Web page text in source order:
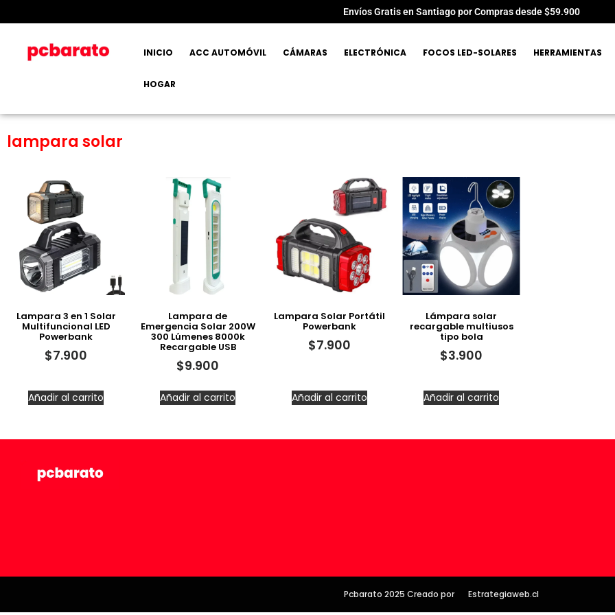
Envíos Gratis en Santiago por Compras desde $59.900
INICIO ACC AUTOMÓVIL CÁMARAS ELECTRÓNICA FOCOS LED-SOLARES HERRAMIENTAS
HOGAR
lampara solar
Lampara 3 en 1 Solar
Multifuncional LED
Powerbank
$7.900
Añadir al carrito
Lampara de
Emergencia Solar 200W
300 Lúmenes 8000k
Recargable USB
$9.900
Añadir al carrito
Lampara Solar Portátil
Powerbank
$7.900
Añadir al carrito
Lámpara solar
recargable multiusos
tipo bola
$3.900
Añadir al carrito
Pcbarato 2025 Creado por Estrategiaweb.cl